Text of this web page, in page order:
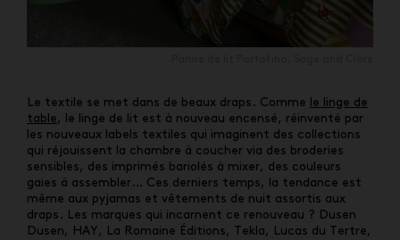
Le textile se met dans de beaux draps. Comme
le linge de
table , le linge de lit est à nouveau encensé, réinventé par
les nouveaux labels textiles qui imaginent des collections
qui réjouissent la chambre à coucher via des broderies
sensibles, des imprimés bariolés à mixer, des couleurs
gaies à assembler… Ces derniers temps, la tendance est
même aux pyjamas et vêtements de nuit assortis aux
draps. Les marques qui incarnent ce renouveau ? Dusen
Dusen, HAY, La Romaine Éditions, Tekla, Lucas du Tertre,